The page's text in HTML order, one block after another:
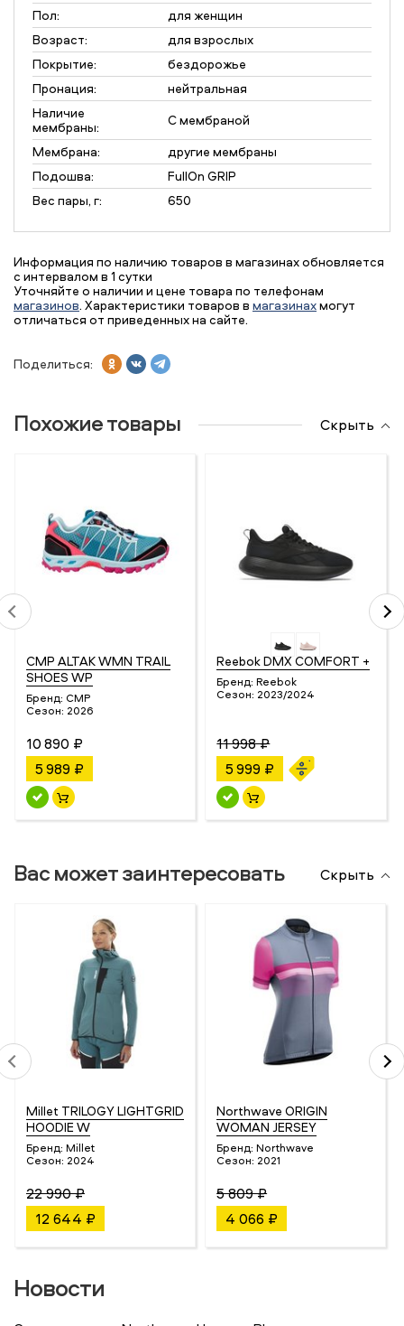
Пол:
для женщин
Возраст:
для взрослых
Покрытие:
бездорожье
Пронация:
нейтральная
Наличие
мембраны:
С мембраной
Мембрана:
другие мембраны
Подошва:
FullOn GRIP
Вес пары, г:
650
Информация по наличию товаров в магазинах обновляется
с интервалом в 1 сутки
Уточняйте о наличии и цене товара по телефонам
магазинов. Характеристики товаров в магазинахмогут
отличаться от приведенных на сайте.
Поделиться:
Похожие товары Скрыть
CMP ALTAK WMN TRAIL
SHOES WP
Бренд: CMP
Сезон: 2026
10 890 ₽
5 989 ₽
Reebok DMX COMFORT +
Бренд: Reebok
Сезон: 2023/2024
11 998 ₽
5 999 ₽
Вас может заинтересовать Скрыть
Millet TRILOGY LIGHTGRID
HOODIE W
Бренд: Millet
Сезон: 2024
22 990 ₽
12 644 ₽
Northwave ORIGIN
WOMAN JERSEY
Бренд: Northwave
Сезон: 2021
5 809 ₽
4 066 ₽
Новости